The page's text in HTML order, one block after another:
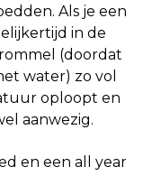
Als je een
in de
(doordat
water) zo vol
oploopt en
aanwezig.
en een all year